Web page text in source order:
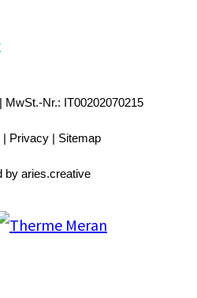
MwSt.-Nr.: IT00202070215
Privacy Sitemap